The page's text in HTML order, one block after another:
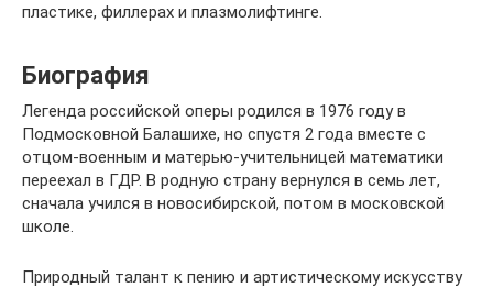
пластике, филлерах и плазмолифтинге.
Биография
Легенда российской оперы родился в 1976 году в
Подмосковной Балашихе, но спустя 2 года вместе с
отцом-военным и матерью-учительницей математики
переехал в ГДР. В родную страну вернулся в семь лет,
сначала учился в новосибирской, потом в московской
школе.
Природный талант к пению и артистическому искусству